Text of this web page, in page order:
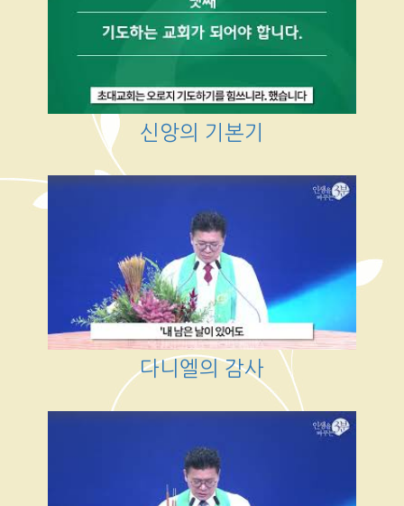
신앙의 기본기
다니엘의 감사